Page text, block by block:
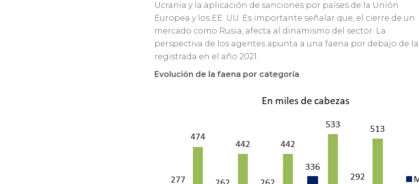
Ucrania y la aplicación de sanciones por países de la Unión
Europea y los EE. UU. Es importante señalar que, el cierre de un
mercado como Rusia, afecta al dinamismo del sector. La
perspectiva de los agentes apunta a una faena por debajo de la
registrada en el año 2021.
Evolución de la faena por categoría